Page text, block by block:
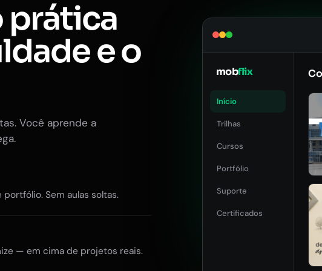
prática
e o
Você aprende a
Sem aulas soltas.
— em cima de projetos reais.
mobflix
Início
Trilhas
Cursos
Portfólio
Suporte
Certificados